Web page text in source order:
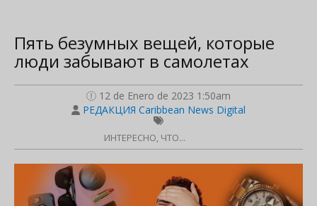
Пять безумных вещей, которые
люди забывают в самолетах
12 de Enero de 2023 1:50am
РЕДАКЦИЯ Caribbean News Digital
ИНТЕРЕСНО, ЧТО...